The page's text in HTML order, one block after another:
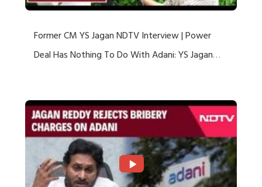
Former CM YS Jagan NDTV Interview | Power
Deal Has Nothing To Do With Adani: YS Jagan